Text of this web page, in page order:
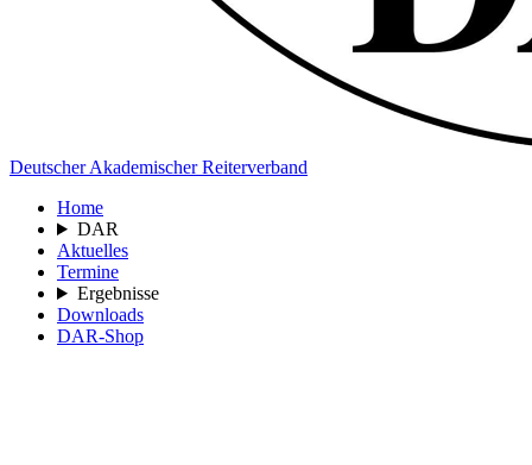
Deutscher Akademischer Reiterverband
Home
DAR
Aktuelles
Termine
Ergebnisse
Downloads
DAR-Shop